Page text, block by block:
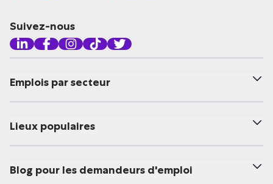
Suivez-nous
Emplois par secteur
Lieux populaires
Blog pour les demandeurs d'emploi